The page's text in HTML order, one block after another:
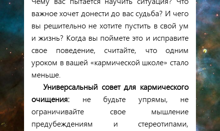
важное хочет донести до вас судьба? И чего
вы решительно не хотите пустить в свой ум
и жизнь? Когда вы поймете это и исправите
свое поведение, считайте, что одним
уроком в вашей «кармической школе» стало
меньше.
Универсальный совет для кармического
очищения: не будьте упрямы, не
ограничивайте свое мышление
предубеждениям и стереотипами,